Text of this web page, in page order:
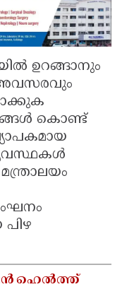
ഉറങ്ങാനും
അവസരവും
കൊണ്ട്
ഹെൽത്ത്